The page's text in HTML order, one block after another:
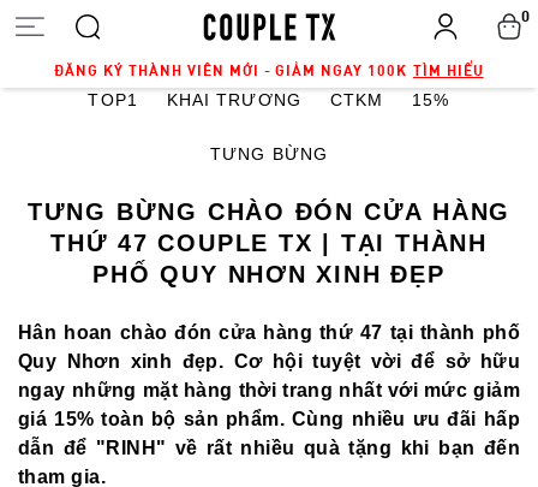
ĐĂNG KÝ THÀNH VIÊN MỚI - GIẢM NGAY 100K TÌM HIỂU
0
TOP1 KHAI TRƯƠNG CTKM 15%
TƯNG BỪNG
TƯNG BỪNG CHÀO ĐÓN CỬA HÀNG
THỨ 47 COUPLE TX | TẠI THÀNH
PHỐ QUY NHƠN XINH ĐẸP
Hân hoan chào đón cửa hàng thứ 47 tại thành phố
Quy Nhơn xinh đẹp. Cơ hội tuyệt vời để sở hữu
ngay những mặt hàng thời trang nhất với mức giảm
giá 15% toàn bộ sản phẩm. Cùng nhiều ưu đãi hấp
dẫn để "RINH" về rất nhiều quà tặng khi bạn đến
tham gia.